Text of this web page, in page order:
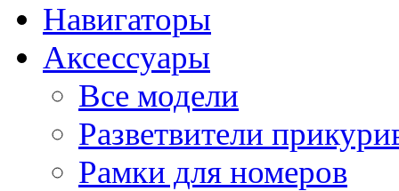
Навигаторы
Аксессуары
Все модели
Разветвители
Рамки для номеров